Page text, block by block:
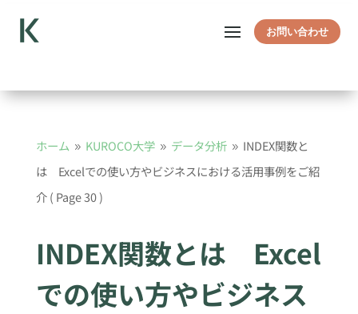
お問い合わせ
ホーム 9 KUROCO大学 9 データ分析 9 INDEX関数と
は Excelでの使い方やビジネスにおける活用事例をご紹
介( Page 30 )
INDEX関数とは Excel
での使い方やビジネス